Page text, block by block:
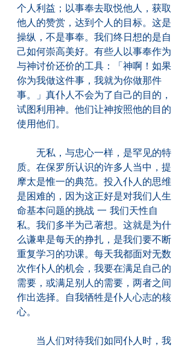
个人利益；以事奉去取悦他人，获取
他人的赞赏，达到个人的目标。这是
操纵，不是事奉。我们终日想的是自
己如何崇高美好。有些人以事奉作为
与神讨价还价的工具：「神啊！如果
你为我做这件事，我就为你做那件
事。」真仆人不会为了自己的目的，
试图利用神。他们让神按照他的目的
使用他们。
无私，与忠心一样，是罕见的特
质。在保罗所认识的许多人当中，提
摩太是惟一的典范。投入仆人的思维
是困难的，因为这正好是对我们人生
命基本问题的挑战 一 我们天性自
私。我们多半为己著想。这就是为什
么谦卑是每天的挣扎，是我们要不断
重复学习的功课。每天我都面对无数
次作仆人的机会，我要在满足自己的
需要，或满足别人的需要，两者之间
作出选择。自我牺牲是仆人心志的核
心。
当人们对待我们如同仆人时，我